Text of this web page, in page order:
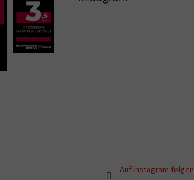
Auf Instagram folgen